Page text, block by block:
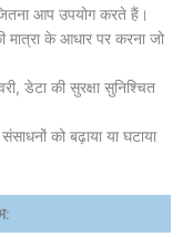
आप उपयोग करते हैं।
के आधार पर करना जो
डेटा की सुरक्षा सुनिश्चित
को बढ़ाया या घटाया
: